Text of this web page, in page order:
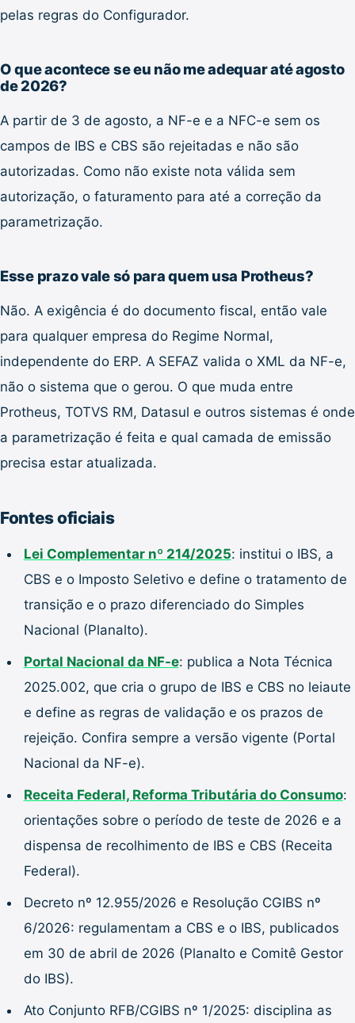
pelas regras do Configurador.
O que acontece se eu não me adequar até agosto
de 2026?
A partir de 3 de agosto, a NF-e e a NFC-e sem os
campos de IBS e CBS são rejeitadas e não são
autorizadas. Como não existe nota válida sem
autorização, o faturamento para até a correção da
parametrização.
Esse prazo vale só para quem usa Protheus?
Não. A exigência é do documento fiscal, então vale
para qualquer empresa do Regime Normal,
independente do ERP. A SEFAZ valida o XML da NF-e,
não o sistema que o gerou. O que muda entre
Protheus, TOTVS RM, Datasul e outros sistemas é onde
a parametrização é feita e qual camada de emissão
precisa estar atualizada.
Fontes oficiais
Lei Complementar nº 214/2025: institui o IBS, a
CBS e o Imposto Seletivo e define o tratamento de
transição e o prazo diferenciado do Simples
Nacional (Planalto).
Portal Nacional da NF-e: publica a Nota Técnica
2025.002, que cria o grupo de IBS e CBS no leiaute
e define as regras de validação e os prazos de
rejeição. Confira sempre a versão vigente (Portal
Nacional da NF-e).
Receita Federal, Reforma Tributária do Consumo:
orientações sobre o período de teste de 2026 e a
dispensa de recolhimento de IBS e CBS (Receita
Federal).
Decreto nº 12.955/2026 e Resolução CGIBS nº
6/2026: regulamentam a CBS e o IBS, publicados
em 30 de abril de 2026 (Planalto e Comitê Gestor
do IBS).
Ato Conjunto RFB/CGIBS nº 1/2025: disciplina as